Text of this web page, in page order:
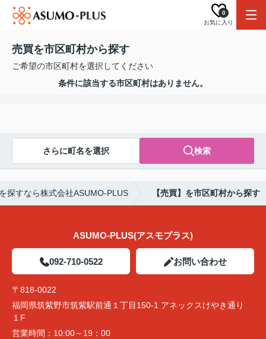
お気に入り
0
売買を市区町村から探す
ご希望の市区町村を選択してください
条件に該当する市区町村はありません。
さらに町名を選択 検索
探すなら株式会社ASUMO-PLUS 【売買】を市区町村から探す
ASUMO-PLUS(アスモプラス)
092-710-0522 お問い合わせ
〒818-0022
福岡県筑紫野市筑紫駅前通１丁目150-1 アネックスけやき通り
１F
営業時間： 10:00～19：00